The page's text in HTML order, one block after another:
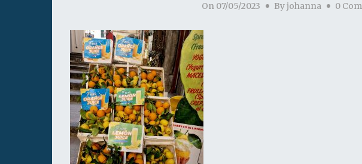
On 07/05/2023 Byjohanna 0